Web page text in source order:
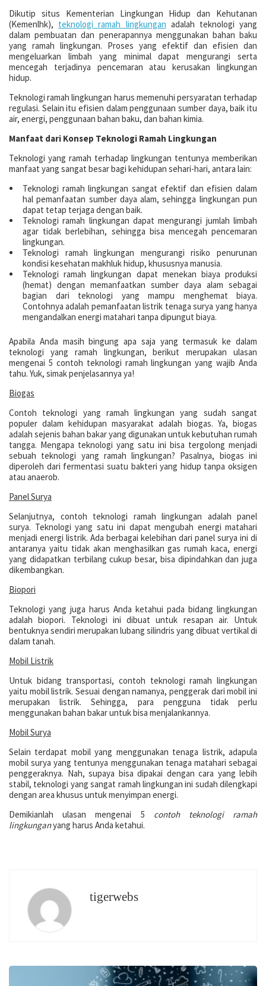
Dikutip situs Kementerian Lingkungan Hidup dan Kehutanan
(Kemenlhk), teknologi ramah lingkungan adalah teknologi yang
dalam pembuatan dan penerapannya menggunakan bahan baku
yang ramah lingkungan. Proses yang efektif dan efisien dan
mengeluarkan limbah yang minimal dapat mengurangi serta
mencegah terjadinya pencemaran atau kerusakan lingkungan
hidup.
Teknologi ramah lingkungan harus memenuhi persyaratan terhadap
regulasi. Selain itu efisien dalam penggunaan sumber daya, baik itu
air, energi, penggunaan bahan baku, dan bahan kimia.
Manfaat dari Konsep Teknologi Ramah Lingkungan
Teknologi yang ramah terhadap lingkungan tentunya memberikan
manfaat yang sangat besar bagi kehidupan sehari-hari, antara lain:
Teknologi ramah lingkungan sangat efektif dan efisien dalam
hal pemanfaatan sumber daya alam, sehingga lingkungan pun
dapat tetap terjaga dengan baik.
Teknologi ramah lingkungan dapat mengurangi jumlah limbah
agar tidak berlebihan, sehingga bisa mencegah pencemaran
lingkungan.
Teknologi ramah lingkungan mengurangi risiko penurunan
kondisi kesehatan makhluk hidup, khususnya manusia.
Teknologi ramah lingkungan dapat menekan biaya produksi
(hemat) dengan memanfaatkan sumber daya alam sebagai
bagian dari teknologi yang mampu menghemat biaya.
Contohnya adalah pemanfaatan listrik tenaga surya yang hanya
mengandalkan energi matahari tanpa dipungut biaya.
Apabila Anda masih bingung apa saja yang termasuk ke dalam
teknologi yang ramah lingkungan, berikut merupakan ulasan
mengenai 5 contoh teknologi ramah lingkungan yang wajib Anda
tahu. Yuk, simak penjelasannya ya!
Biogas
Contoh teknologi yang ramah lingkungan yang sudah sangat
populer dalam kehidupan masyarakat adalah biogas. Ya, biogas
adalah sejenis bahan bakar yang digunakan untuk kebutuhan rumah
tangga. Mengapa teknologi yang satu ini bisa tergolong menjadi
sebuah teknologi yang ramah lingkungan? Pasalnya, biogas ini
diperoleh dari fermentasi suatu bakteri yang hidup tanpa oksigen
atau anaerob.
Panel Surya
Selanjutnya, contoh teknologi ramah lingkungan adalah panel
surya. Teknologi yang satu ini dapat mengubah energi matahari
menjadi energi listrik. Ada berbagai kelebihan dari panel surya ini di
antaranya yaitu tidak akan menghasilkan gas rumah kaca, energi
yang didapatkan terbilang cukup besar, bisa dipindahkan dan juga
dikembangkan.
Biopori
Teknologi yang juga harus Anda ketahui pada bidang lingkungan
adalah biopori. Teknologi ini dibuat untuk resapan air. Untuk
bentuknya sendiri merupakan lubang silindris yang dibuat vertikal di
dalam tanah.
Mobil Listrik
Untuk bidang transportasi, contoh teknologi ramah lingkungan
yaitu mobil listrik. Sesuai dengan namanya, penggerak dari mobil ini
merupakan listrik. Sehingga, para pengguna tidak perlu
menggunakan bahan bakar untuk bisa menjalankannya.
Mobil Surya
Selain terdapat mobil yang menggunakan tenaga listrik, adapula
mobil surya yang tentunya menggunakan tenaga matahari sebagai
penggeraknya. Nah, supaya bisa dipakai dengan cara yang lebih
stabil, teknologi yang sangat ramah lingkungan ini sudah dilengkapi
dengan area khusus untuk menyimpan energi.
Demikianlah ulasan mengenai 5 contoh teknologi ramah
lingkunganyang harus Anda ketahui.
tigerwebs